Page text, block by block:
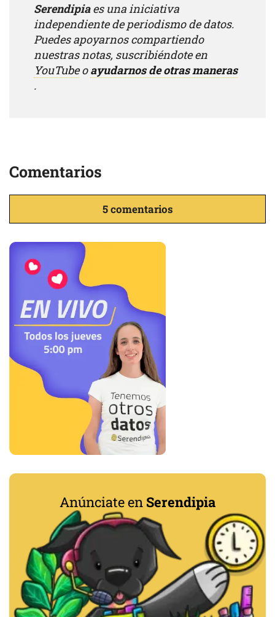
Serendipiaes una iniciativa
independiente de periodismo de datos.
Puedes apoyarnos compartiendo
nuestras notas, suscribiéndote en
YouTubeoayudarnos de otras maneras
.
Comentarios
5 comentarios
Anúnciate en Serendipia